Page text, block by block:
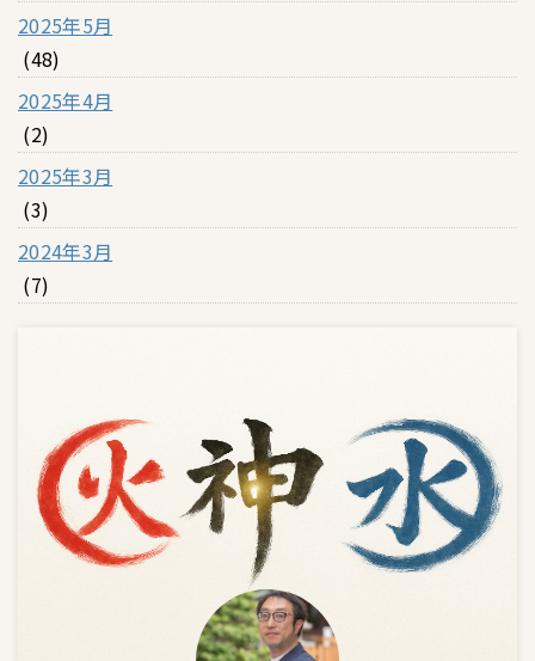
2025年5月
(48)
2025年4月
(2)
2025年3月
(3)
2024年3月
(7)